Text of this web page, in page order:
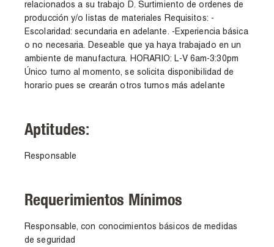
relacionados a su trabajo D. Surtimiento de ordenes de
producción y/o listas de materiales Requisitos: -
Escolaridad: secundaria en adelante. -Experiencia básica
o no necesaria. Deseable que ya haya trabajado en un
ambiente de manufactura. HORARIO: L-V 6am-3:30pm
Único turno al momento, se solicita disponibilidad de
horario pues se crearán otros turnos más adelante
Aptitudes:
Responsable
Requerimientos Mínimos
Responsable, con conocimientos básicos de medidas
de seguridad